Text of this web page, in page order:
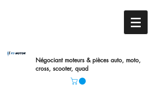
Négociant moteurs & pièces auto, moto,
cross, scooter, quad